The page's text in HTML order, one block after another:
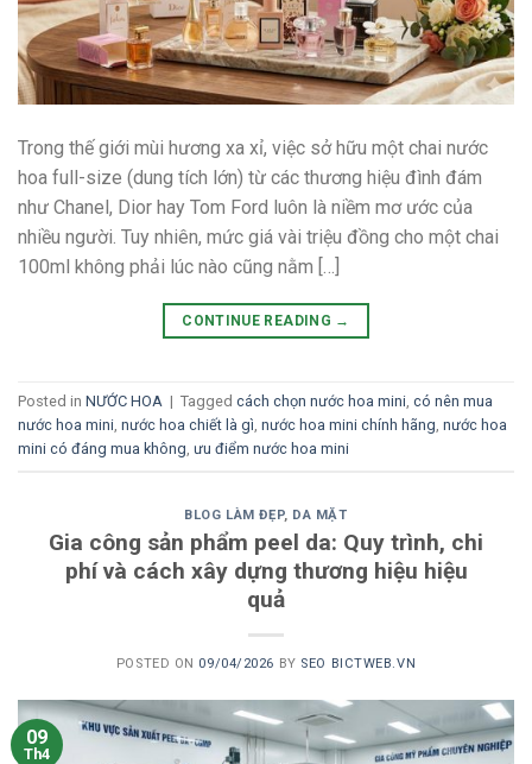
Trong thế giới mùi hương xa xỉ, việc sở hữu một chai nước
hoa full-size (dung tích lớn) từ các thương hiệu đình đám
như Chanel, Dior hay Tom Ford luôn là niềm mơ ước của
nhiều người. Tuy nhiên, mức giá vài triệu đồng cho một chai
100ml không phải lúc nào cũng nằm […]
CONTINUE READING →
Posted in NƯỚC HOA | Tagged cách chọn nước hoa mini, có nên mua
nước hoa mini, nước hoa chiết là gì, nước hoa mini chính hãng, nước hoa
mini có đáng mua không, ưu điểm nước hoa mini
BLOG LÀM ĐẸP, DA MẶT
Gia công sản phẩm peel da: Quy trình, chi
phí và cách xây dựng thương hiệu hiệu
quả
POSTED ON 09/04/2026 BY SEO BICTWEB.VN
09
Th4